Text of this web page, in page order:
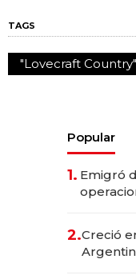
TAGS
"Lovecraft Country"
Popular
1. Emigró
2.Creció